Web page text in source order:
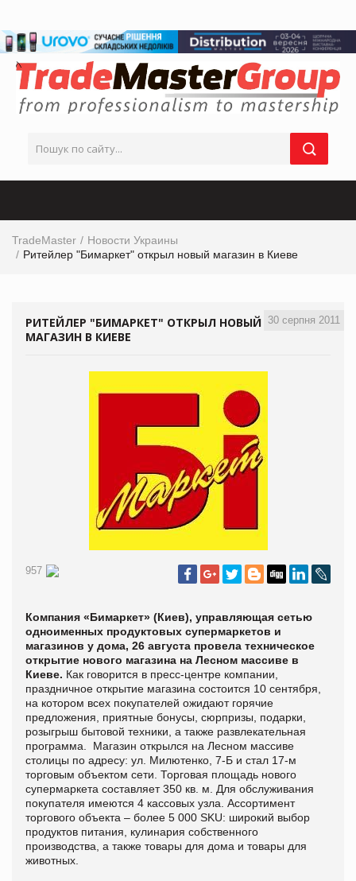
TradeMaster
Новости Украины
Ритейлер "Бимаркет" открыл новый магазин в Киеве
30 серпня 2011
РИТЕЙЛЕР "БИМАРКЕТ" ОТКРЫЛ НОВЫЙ
МАГАЗИН В КИЕВЕ
957
Компания «Бимаркет» (Киев), управляющая сетью
одноименных продуктовых супермаркетов и
магазинов у дома, 26 августа провела техническое
открытие нового магазина на Лесном массиве в
Киеве. Как говорится в пресс-центре компании,
праздничное открытие магазина состоится 10 сентября,
на котором всех покупателей ожидают горячие
предложения, приятные бонусы, сюрпризы, подарки,
розыгрыш бытовой техники, а также развлекательная
программа. Магазин открылся на Лесном массиве
столицы по адресу: ул. Милютенко, 7-Б и стал 17-м
торговым объектом сети. Торговая площадь нового
супермаркета составляет 350 кв. м. Для обслуживания
покупателя имеются 4 кассовых узла. Ассортимент
торгового объекта – более 5 000 SKU: широкий выбор
продуктов питания, кулинария собственного
производства, а также товары для дома и товары для
животных.